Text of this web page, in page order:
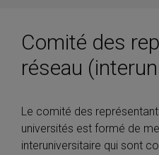
Comité des
réseau
Le comité des
universités est formé de
interuniversitaire qui sont